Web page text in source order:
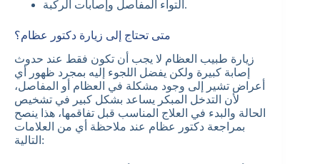
التواء المفاصل وإصابات الركبة.
متى تحتاج إلى زيارة دكتور عظام؟
زيارة طبيب العظام لا يجب أن تكون فقط عند حدوث
إصابة كبيرة ولكن يفضل اللجوء إليه بمجرد ظهور أي
أعراض تشير إلى وجود مشكلة في العظام أو المفاصل،
لأن التدخل المبكر يساعد بشكل كبير في تشخيص
الحالة والبدء في العلاج المناسب قبل تفاقمها، هذا ينصح
بمراجعة دكتور عظام عند ملاحظة أي من العلامات
التالية: